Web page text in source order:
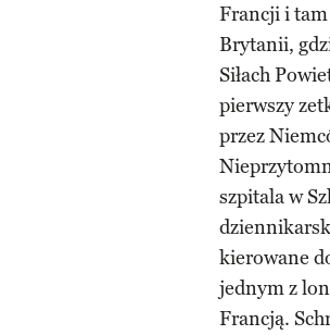
Francji i tam
Brytanii,
Siłach
pierwszy
przez
szpitala w
kierowane
jednym z
Francją.